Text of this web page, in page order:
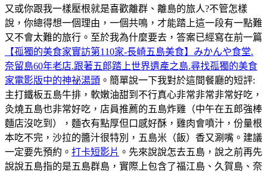
又或你跟我一樣壓根就是喜歡離群、離島的旅人?不管怎樣
說，你總得想一個理由，一個共鳴，才能踏上這一段有一點難
又不會太難的旅行。至於我為什麼要去，答案已經寫在前一篇
【孤獨的美食家實訪第110家-長崎五島美食】みかんや食堂.
奈留島60年老店.跟著五郎踏上世界遺產之島.尋找孤獨的美食
家電影版中的神祕湯頭 。簡單說一下我對於這間餐廳的短評:
主打鐵板五島牛排，軟嫩油甜到不行真心非常非常非常好吃，
灸燒五島也非常好吃，店員推薦的五島炸雞（中午在五郎強棒
麵店沒吃到），麵衣有點厚但口感好酥，雞肉會噴汁，份量根
本吃不完，沙拉的醬汁很特別，五島米（飯）香又涮嘴。建議
一定要先預約。 打卡短影片 。先來說說怎去五島，說之前再先
說說五島指的是五島群島，實際上包含了福江島、久賀島、奈